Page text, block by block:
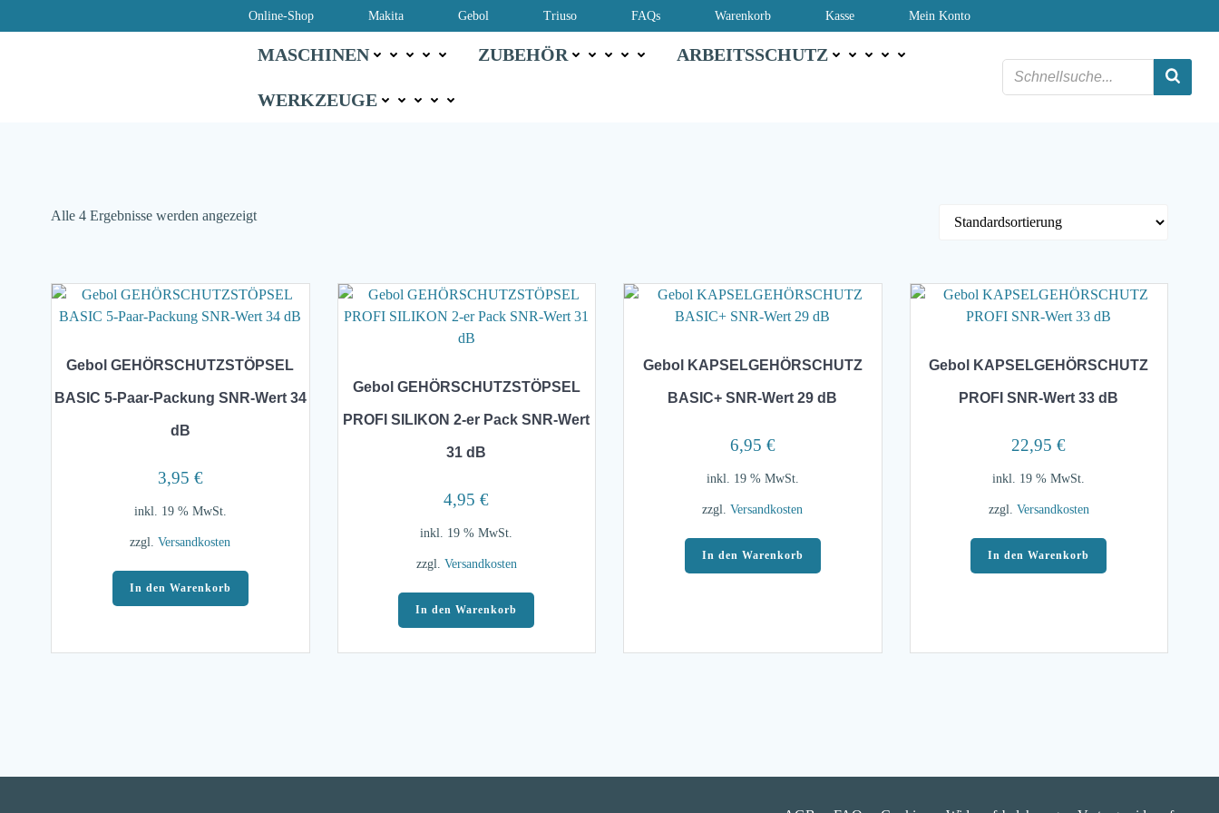
Inhalt
Online-Shop Makita Gebol Triuso FAQs Warenkorb Kasse Mein Konto
MASCHINEN ZUBEHÖR ARBEITSSCHUTZ
WERKZEUGE
Alle 4 Ergebnisse werden angezeigt
Gebol GEHÖRSCHUTZSTÖPSEL
BASIC 5-Paar-Packung SNR-Wert 34
dB
3,95 €
inkl. 19 % MwSt.
zzgl.Versandkosten
In den Warenkorb
Gebol GEHÖRSCHUTZSTÖPSEL
PROFI SILIKON 2-er Pack SNR-Wert
31 dB
4,95€
inkl. 19 % MwSt.
zzgl. Versandkosten
In den Warenkorb
Gebol KAPSELGEHÖRSCHUTZ
BASIC+ SNR-Wert 29 dB
6,95 €
inkl. 19 % MwSt.
zzgl.Versandkosten
In den Warenkorb
Gebol KAPSELGEHÖRSCHUTZ
PROFI SNR-Wert 33 dB
22,95€
inkl. 19 % MwSt.
zzgl. Versandkosten
In den Warenkorb